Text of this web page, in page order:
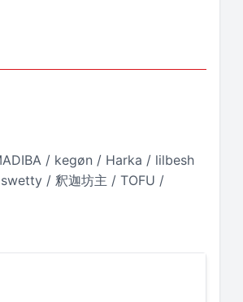
/ kegøn / Harka / lilbesh
/ 釈迦坊主 / TOFU /